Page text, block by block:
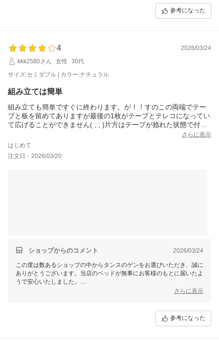
また機会がございましたら当店をご利用いただけましたら幸いです。
参考になった
4
2026/03/24
kkk2580さん
女性
30代
サイズ:セミダブル | カラー:ナチュラル
組み立ては簡単
組み立ても簡単ですぐに終わります。が！！すのこの両端でテー
プと板を留めてありますが最後の1枚がテープとテレコになってい
て広げることができません( ; ; )片方はテープが捻れた状態で付け
られているしもう片方はテープが反対側につけられていて最後の
最後にこれでガクーーってなりました( ; ; )両方とも板止めとテー
プを外してボンドでくっつけるしかありません。( ; ; )すのこもち
ゃんと広げて検品をお願いします……
さらに表示
はじめて
注文日：2026/03/20
ショップからのコメント 2026/03/24
この度は数あるショップの中からタンスのゲンをお選びいただき、誠に
ありがとうございます。当店のベッドが無事にお客様のもとに届いたよ
うで安心いたしました。
しかしながら、すのこについてご不安な思いをさせて申し訳ございませ
存じます。別途当店よりご連絡いたしますので、恐れ入りますが、ご確
認いただけますと幸いです。また機会がありましたらどうぞよろしくお
さらに表示
参考になった